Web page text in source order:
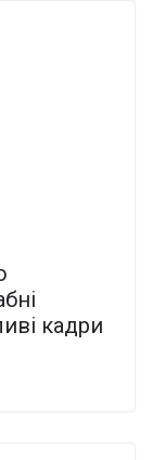
кадри